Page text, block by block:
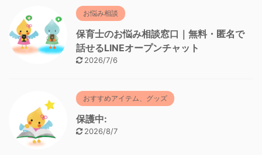
お悩み相談
保育士のお悩み相談窓口｜無料・匿名で
話せるLINEオープンチャット
2026/7/6
おすすめアイテム、グッズ
保護中:
2026/8/7